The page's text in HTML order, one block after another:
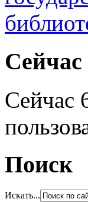
Сейчас
Сейчас
Поиск
Искать...